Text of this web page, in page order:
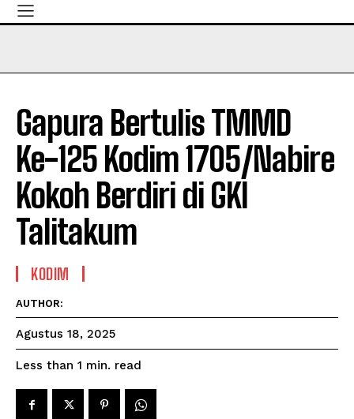
Gapura Bertulis TMMD
Ke-125 Kodim 1705/Nabire
Kokoh Berdiri di GKI
Talitakum
KODIM
AUTHOR:
Agustus 18, 2025
Less than 1 min. read